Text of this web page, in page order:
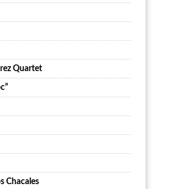
Quartet
Chacales